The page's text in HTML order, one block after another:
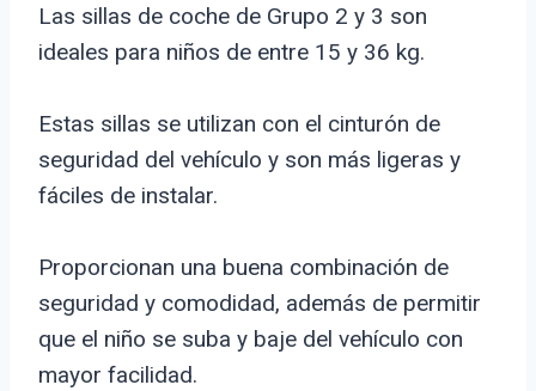
Las sillas de coche de Grupo 2 y 3 son
ideales para niños de entre 15 y 36 kg.
Estas sillas se utilizan con el cinturón de
seguridad del vehículo y son más ligeras y
fáciles de instalar.
Proporcionan una buena combinación de
seguridad y comodidad, además de permitir
que el niño se suba y baje del vehículo con
mayor facilidad.